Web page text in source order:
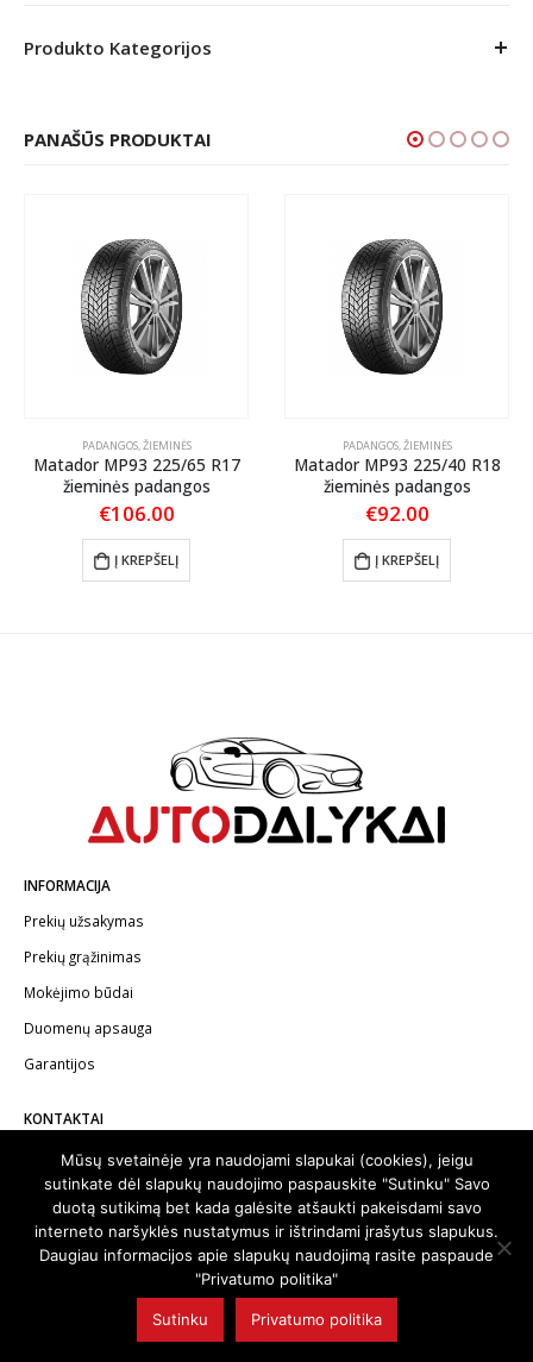
Produkto Kategorijos
PANAŠŪS PRODUKTAI
PADANGOS,ŽIEMINĖS
Matador MP93 225/65 R17
žieminės padangos
€106.00
Į KREPŠELĮ
PADANGOS,ŽIEMINĖS
Matador MP93 225/40 R18
žieminės padangos
€92.00
Į KREPŠELĮ
INFORMACIJA
Prekių užsakymas
Prekių grąžinimas
Mokėjimo būdai
Duomenų apsauga
Garantijos
KONTAKTAI
Telefonas:+370 602 62622
El.paštas: info@autodalykai.lt
© 2024. Visos teisės saugomos | Svetainę sukūrė:svetainesideja.lt
Mūsų svetainėje yra naudojami slapukai (cookies), jeigu
sutinkate dėl slapukų naudojimo paspauskite "Sutinku" Savo
duotą sutikimą bet kada galėsite atšaukti pakeisdami savo
interneto naršyklės nustatymus ir ištrindami įrašytus slapukus.
Daugiau informacijos apie slapukų naudojimą rasite paspaude
"Privatumo politika"
Sutinku Privatumo politika